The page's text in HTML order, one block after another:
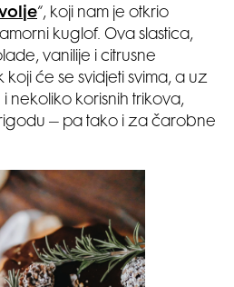
“, koji nam je otkrio
kuglof. Ova slastica,
vanilije i citrusne
koji će se svidjeti svima, a uz
nekoliko korisnih trikova,
– pa tako i za čarobne